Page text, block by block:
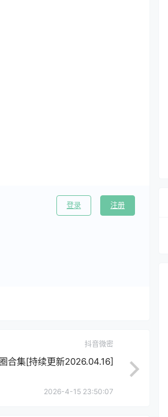
登录 注册
抖音微密
合集[持续更新2026.04.16]
2026-4-15 23:50:07